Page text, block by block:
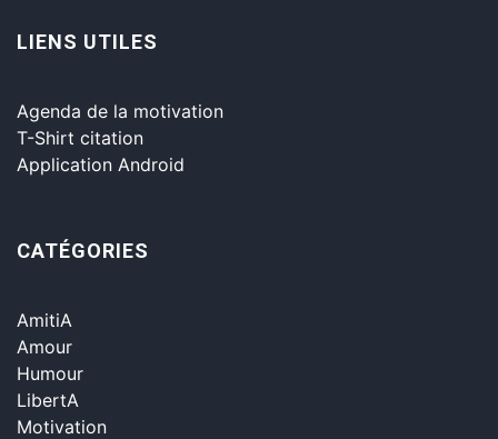
LIENS UTILES
Agenda de la motivation
T-Shirt citation
Application Android
CATÉGORIES
AmitiA
Amour
Humour
LibertA
Motivation